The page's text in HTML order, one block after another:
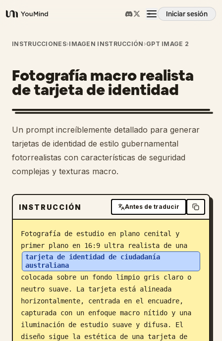
YouMind
Iniciar sesión
Resumen
Casos de uso
Habilidades
Prompts
Precios
Descargar
Blog
Actualizaciones
INSTRUCCIONES›IMAGEN INSTRUCCIÓN ›GPT IMAGE 2
Fotografía macro realista
de tarjeta de identidad
Un prompt increíblemente detallado para generar
tarjetas de identidad de estilo gubernamental
fotorrealistas con características de seguridad
complejas y texturas macro.
INSTRUCCIÓN Antes de traducir
Fotografía de estudio en plano cenital y
primer plano en 16:9 ultra realista de una
tarjeta de identidad de ciudadanía
australiana
colocada sobre un fondo limpio gris claro o
neutro suave. La tarjeta está alineada
horizontalmente, centrada en el encuadre,
capturada con un enfoque macro nítido y una
iluminación de estudio suave y difusa. El
diseño sigue la estética de una tarjeta de